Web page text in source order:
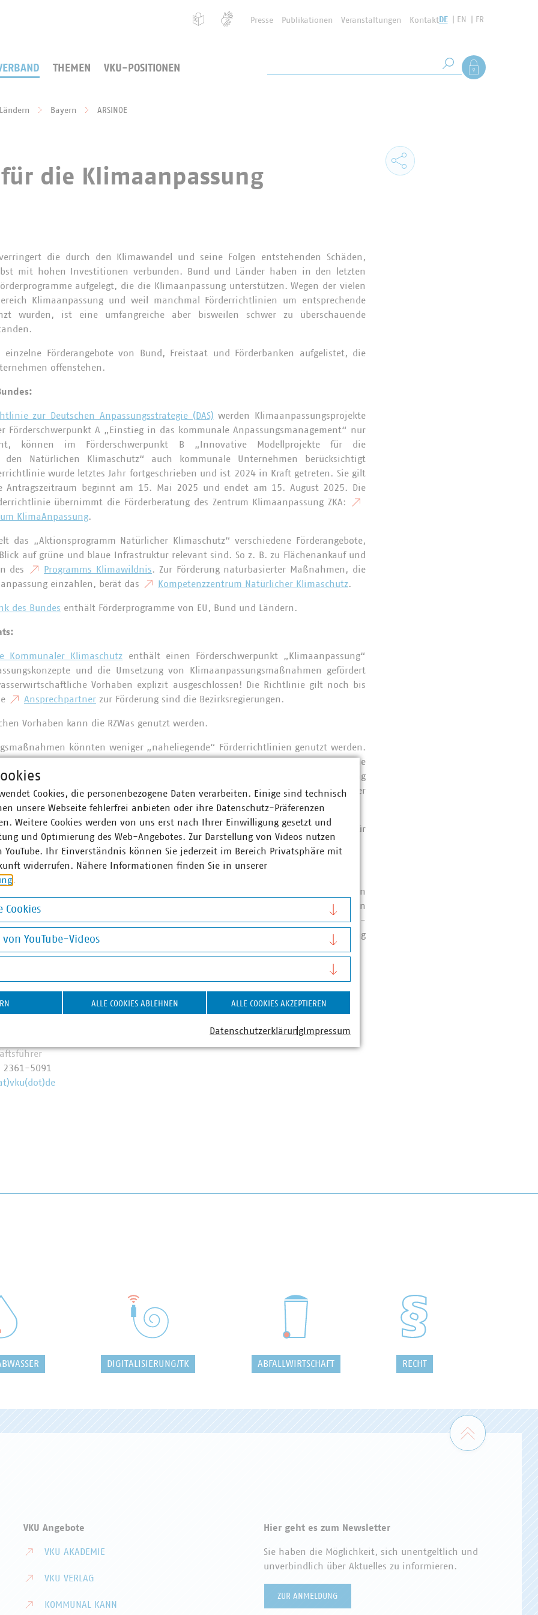
Presse Publikationen Veranstaltungen KontaktDE EN FR
THEMEN VKU-POSITIONEN Suche starten
Als Mitglied
Bayern ARSINOE
die Klimaanpassung
die durch den Klimawandel und seine Folgen entstehenden Schäden,
mit hohen Investitionen verbunden. Bund und Länder haben in den letzten
aufgelegt, die die Klimaanpassung unterstützen. Wegen der vielen
Klimaanpassung und weil manchmal Förderrichtlinien um entsprechende
wurden, ist eine umfangreiche aber bisweilen schwer zu überschauende
einzelne Förderangebote von Bund, Freistaat und Förderbanken aufgelistet, die
offenstehen.
zur Deutschen Anpassungsstrategie (DAS) werden Klimaanpassungsprojekte
Förderschwerpunkt A „Einstieg in das kommunale Anpassungsmanagement“ nur
können im Förderschwerpunkt B „Innovative Modellprojekte für die
den Natürlichen Klimaschutz“ auch kommunale Unternehmen berücksichtigt
wurde letztes Jahr fortgeschrieben und ist 2024 in Kraft getreten. Sie gilt
Antragszeitraum beginnt am 15. Mai 2025 und endet am 15. August 2025. Die
übernimmt die Förderberatung des Zentrum Klimaanpassung ZKA:
KlimaAnpassung.
das „Aktionsprogramm Natürlicher Klimaschutz“ verschiedene Förderangebote,
auf grüne und blaue Infrastruktur relevant sind. So z. B. zu Flächenankauf und
des
Programms Klimawildnis. Zur Förderung naturbasierter Maßnahmen, die
einzahlen, berät das
Kompetenzzentrum Natürlicher Klimaschutz.
des Bundes enthält Förderprogramme von EU, Bund und Ländern.
Kommunaler Klimaschutz enthält einen Förderschwerpunkt „Klimaanpassung“
und die Umsetzung von Klimaanpassungsmaßnahmen gefördert
Vorhaben explizit ausgeschlossen! Die Richtlinie gilt noch bis
Ansprechpartner zur Förderung sind die Bezirksregierungen.
Vorhaben kann die RZWas genutzt werden.
könnten weniger „naheliegende“ Förderrichtlinien genutzt werden.
durch das Bayerische
Inneren, für Sport und Integration relevant sein. Ähnliches gilt für die Förderung
Digital-Regional-Förderrichtliniedes Bayerischen Staatsministeriums der
am Bayerischen Landesamt für Umwelt fasst Fördermöglichkeiten für
in Bayern zusammen.
Förderprogramme zur Klimaanpassung auf, die auch kommunalen Unternehmen
das Programm
, das Anlegen von
gefördert. Über das
Umweltinnovationsprogrammwerden Investitions­
Anpassung an den Klima­wandel erreicht werden soll, gefördert. Voraussetzung
Umwelt­belastungen unmittelbar vermieden oder vermindert werden.
2361-5091
DIGITALISIERUNG/TK ABFALLWIRTSCHAFT RECHT
Zum
VKU Angebote
VKU AKADEMIE
VKU VERLAG
KOMMUNAL KANN
Hier geht es zum Newsletter
Sie haben die Möglichkeit, sich unentgeltlich und
unverbindlich über Aktuelles zu informieren.
ZUR ANMELDUNG
Cookies, die personenbezogene Daten verarbeiten. Einige sind technisch
unsere Webseite fehlerfrei anbieten oder ihre Datenschutz-Präferenzen
Weitere Cookies werden von uns erst nach Ihrer Einwilligung gesetzt und
und Optimierung des Web-Angebotes. Zur Darstellung von Videos nutzen
YouTube. Ihr Einverständnis können Sie jederzeit im Bereich Privatsphäre mit
widerrufen. Nähere Informationen finden Sie in unserer
.
Cookies
von YouTube-Videos
YouTube-Videos
ALLE COOKIES ABLEHNEN ALLE COOKIES AKZEPTIEREN
Datenschutzerklärung Impressum